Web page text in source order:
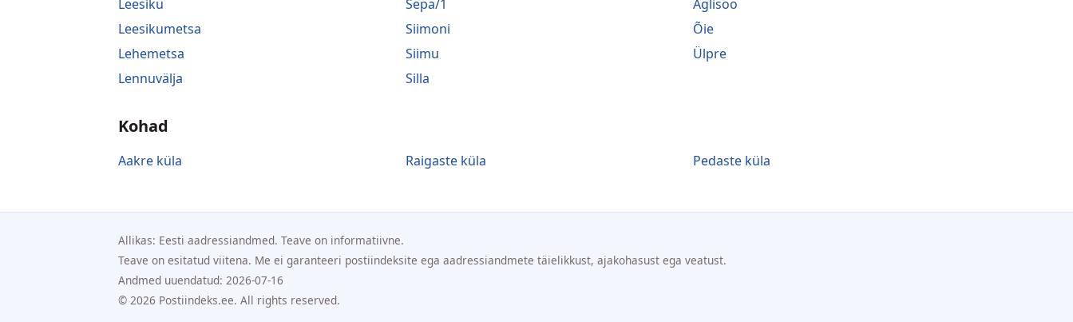
Leesiku
Leesikumetsa
Lehemetsa
Lennuvälja
Sepa/1
Siimoni
Siimu
Silla
Äglisoo
Õie
Ülpre
Kohad
Aakre küla Raigaste küla Pedaste küla
Allikas: Eesti aadressiandmed. Teave on informatiivne.
Teave on esitatud viitena. Me ei garanteeri postiindeksite ega aadressiandmete täielikkust, ajakohasust ega veatust.
Andmed uuendatud: 2026-07-16
© 2026 Postiindeks.ee. All rights reserved.